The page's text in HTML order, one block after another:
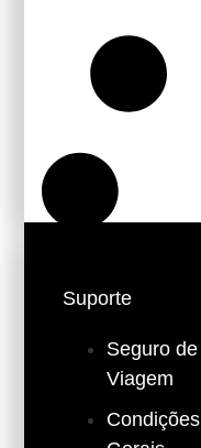
Suporte
Seguro de
Viagem
Condições